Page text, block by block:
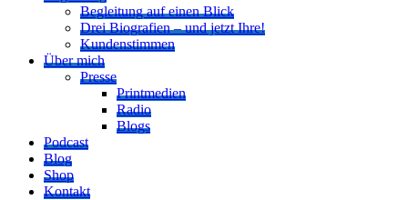
Begleitung auf einen Blick
Drei Biografien – und jetzt Ihre!
Kundenstimmen
Über mich
Presse
Printmedien
Radio
Blogs
Podcast
Blog
Shop
Kontakt